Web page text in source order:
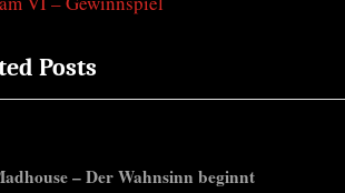
Posts
– Der Wahnsinn beginnt